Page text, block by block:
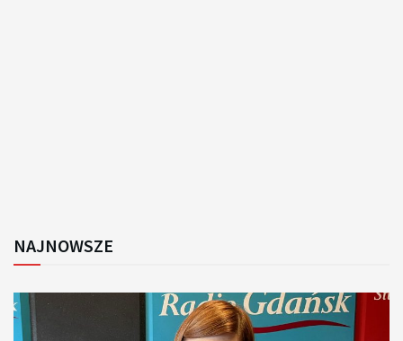
NAJNOWSZE